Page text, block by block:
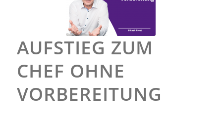
AUFSTIEG ZUM
CHEF OHNE
VORBEREITUNG